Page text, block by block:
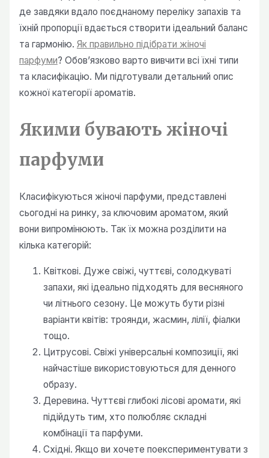
де завдяки вдало поєднаному переліку запахів та
їхній пропорції вдається створити ідеальний баланс
та гармонію. Як правильно підібрати жіночі
парфуми? Обов’язково варто вивчити всі їхні типи
та класифікацію. Ми підготували детальний опис
кожної категорії ароматів.
Якими бувають жіночі
парфуми
Класифікуються жіночі парфуми, представлені
сьогодні на ринку, за ключовим ароматом, який
вони випромінюють. Так їх можна розділити на
кілька категорій:
Квіткові. Дуже свіжі, чуттєві, солодкуваті
запахи, які ідеально підходять для весняного
чи літнього сезону. Це можуть бути різні
варіанти квітів: троянди, жасмин, лілії, фіалки
тощо.
Цитрусові. Свіжі універсальні композиції, які
найчастіше використовуються для денного
образу.
Деревина. Чуттєві глибокі лісові аромати, які
підійдуть тим, хто полюбляє складні
комбінації та парфуми.
Східні. Якщо ви хочете поекспериментувати з